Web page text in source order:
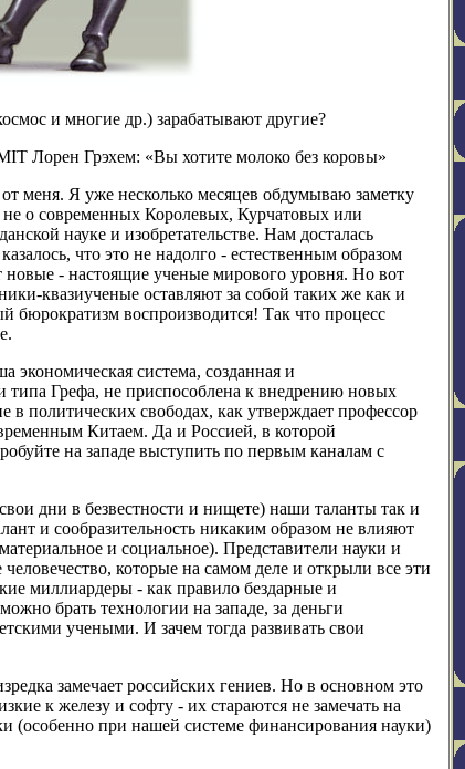
и многие др.) зарабатывают другие?
Лорен Грэхем: «Вы хотите молоко без коровы»
меня. Я уже несколько месяцев обдумываю заметку
о современных Королевых, Курчатовых или
науке и изобретательстве. Нам досталась
что это не надолго - естественным образом
- настоящие ученые мирового уровня. Но вот
квазиученые оставляют за собой таких же как и
бюрократизм воспроизводится! Так что процесс
система, созданная и
типа Грефа, не приспособлена к внедрению новых
политических свободах, как утверждает профессор
Китаем. Да и Россией, в которой
на западе выступить по первым каналам с
дни в безвестности и нищете) наши таланты так и
и сообразительность никаким образом не влияют
и социальное). Представители науки и
которые на самом деле и открыли все эти
миллиардеры - как правило бездарные и
брать технологии на западе, за деньги
учеными. И зачем тогда развивать свои
замечает российских гениев. Но в основном это
к железу и софту - их стараются не замечать на
(особенно при нашей системе финансирования науки)